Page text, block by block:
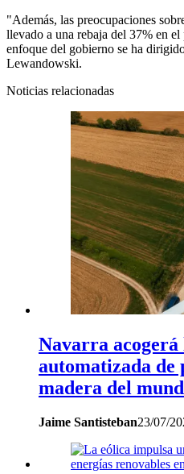
"Además, las preocupaciones
llevado a una rebaja del 37% en
enfoque del gobierno se ha
Lewandowski.
Noticias relacionadas
Navarra
automatizada de
madera del
Jaime Santisteban23/07/